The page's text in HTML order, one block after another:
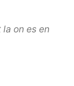
on es en